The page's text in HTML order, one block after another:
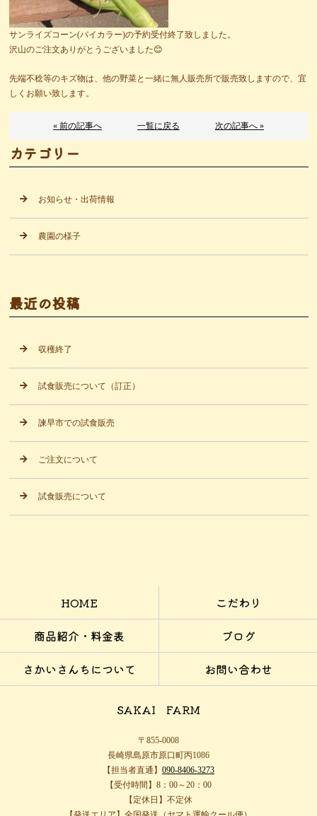
サンライズコーン(バイカラー)の予約受付終了致しました。
沢山のご注文ありがとうございました😊
先端不稔等のキズ物は、他の野菜と一緒に無人販売所で販売致しますので、宜
しくお願い致します。
« 前の記事へ 一覧に戻る 次の記事へ »
カテゴリー
お知らせ・出荷情報
農園の様子
最近の投稿
収穫終了
試食販売について（訂正）
諫早市での試食販売
ご注文について
試食販売について
HOME
こだわり
商品紹介・料金表
ブログ
さかいさんちについて
お問い合わせ
SAKAI FARM
〒855-0008
長崎県島原市原口町丙1086
【担当者直通】 090-8406-3273
【受付時間】8：00～20：00
【定休日】不定休